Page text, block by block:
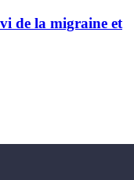
de la migraine et